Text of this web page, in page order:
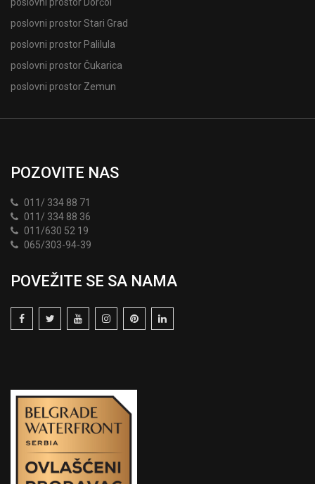
poslovni prostor Dorćol
poslovni prostor Stari Grad
poslovni prostor Palilula
poslovni prostor Čukarica
poslovni prostor Zemun
POZOVITE NAS
011/ 334 88 71
011/ 334 88 36
011/630 52 19
065/303-94-39
POVEŽITE SE SA NAMA